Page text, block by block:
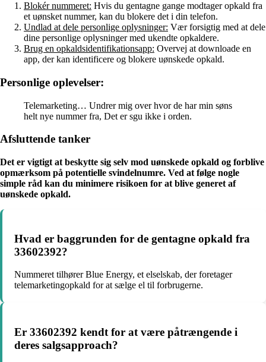
Blokér nummeret: Hvis du gentagne gange modtager opkald fra
et uønsket nummer, kan du blokere det i din telefon.
Undlad at dele personlige oplysninger: Vær forsigtig med at dele
dine personlige oplysninger med ukendte opkaldere.
Brug en opkaldsidentifikationsapp: Overvej at downloade en
app, der kan identificere og blokere uønskede opkald.
Personlige oplevelser:
Telemarketing… Undrer mig over hvor de har min søns
helt nye nummer fra, Det er sgu ikke i orden.
Afsluttende tanker
Det er vigtigt at beskytte sig selv mod uønskede opkald og forblive
opmærksom på potentielle svindelnumre. Ved at følge nogle
simple råd kan du minimere risikoen for at blive generet af
uønskede opkald.
Hvad er baggrunden for de gentagne opkald fra
33602392?
Nummeret tilhører Blue Energy, et elselskab, der foretager
telemarketingopkald for at sælge el til forbrugerne.
Er 33602392 kendt for at være påtrængende i
deres salgsapproach?